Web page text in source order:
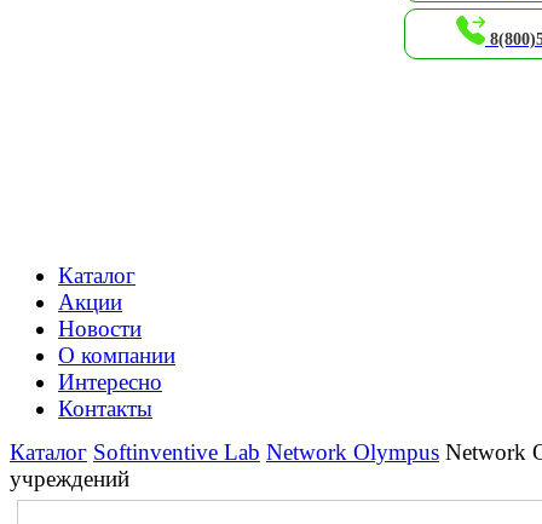
Каталог
Акции
Новости
О компании
Интересно
Контакты
Каталог Softinventive Lab Network Olympus Network
учреждений